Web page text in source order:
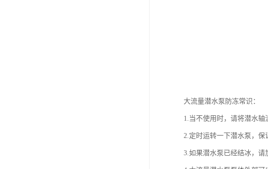
大流量潜水泵防冻常识：
1.当不使用时，请将潜水轴
2.定时运转一下潜水泵，保
3.如果潜水泵已经结冰，请